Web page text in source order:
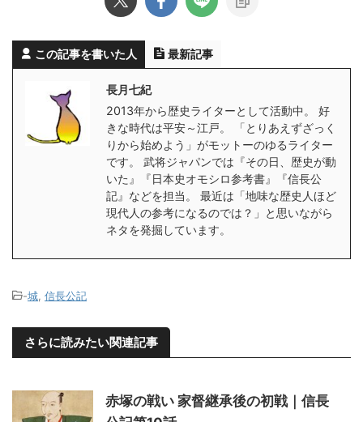
この記事を書いた人 最新記事
長月七紀
2013年から歴史ライターとして活動中。 好
きな時代は平安～江戸。 「とりあえずざっく
りから始めよう」がモットーのゆるライター
です。 武将ジャパンでは『その日、歴史が動
いた』『日本史オモシロ参考書』『信長公
記』などを担当。 最近は「地味な歴史人ほど
現代人の参考になるのでは？」と思いながら
ネタを発掘しています。
-城, 信長公記
さらに読みたい関連記事
赤塚の戦い 家督継承後の初戦｜信長